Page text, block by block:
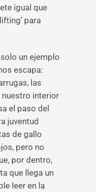
igual que
para
un ejemplo
escapa:
las
nuestro interior
el paso del
juventud
de gallo
pero no
por dentro,
que llega un
leer en la